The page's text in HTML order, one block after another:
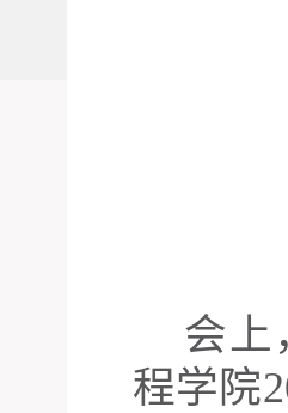
会上
程学院